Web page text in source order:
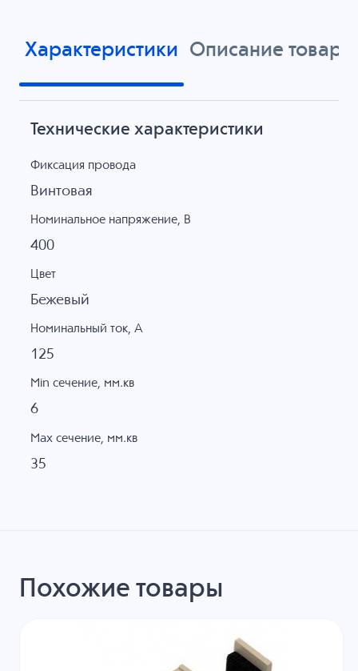
Характеристики Описание товара
Технические характеристики
Фиксация провода
Винтовая
Номинальное напряжение, B
400
Цвет
Бежевый
Номинальный ток, А
125
Min сечение, мм.кв
6
Max сечение, мм.кв
35
Похожие товары